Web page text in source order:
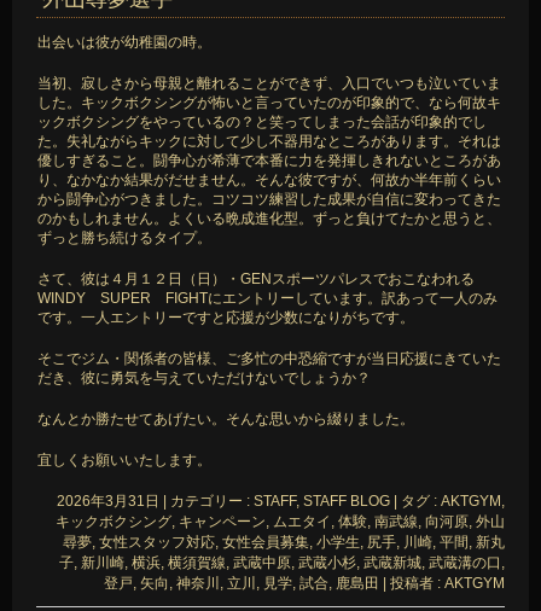
出会いは彼が幼稚園の時。
当初、寂しさから母親と離れることができず、入口でいつも泣いていま
した。キックボクシングが怖いと言っていたのが印象的で、なら何故キ
ックボクシングをやっているの？と笑ってしまった会話が印象的でし
た。失礼ながらキックに対して少し不器用なところがあります。それは
優しすぎること。闘争心が希薄で本番に力を発揮しきれないところがあ
り、なかなか結果がだせません。そんな彼ですが、何故か半年前くらい
から闘争心がつきました。コツコツ練習した成果が自信に変わってきた
のかもしれません。よくいる晩成進化型。ずっと負けてたかと思うと、
ずっと勝ち続けるタイプ。
さて、彼は４月１２日（日）・GENスポーツパレスでおこなわれる
WINDY SUPER FIGHTにエントリーしています。訳あって一人のみ
です。一人エントリーですと応援が少数になりがちです。
そこでジム・関係者の皆様、ご多忙の中恐縮ですが当日応援にきていた
だき、彼に勇気を与えていただけないでしょうか？
なんとか勝たせてあげたい。そんな思いから綴りました。
宜しくお願いいたします。
2026年3月31日 | カテゴリー : STAFF, STAFF BLOG | タグ : AKTGYM,
キックボクシング, キャンペーン, ムエタイ , 体験, 南武線, 向河原, 外山
尋夢, 女性スタッフ対応, 女性会員募集, 小学生, 尻手, 川崎, 平間, 新丸
子, 新川崎, 横浜, 横須賀線, 武蔵中原, 武蔵小杉, 武蔵新城, 武蔵溝の口 ,
登戸, 矢向 , 神奈川 , 立川 , 見学, 試合, 鹿島田 | 投稿者 : AKTGYM